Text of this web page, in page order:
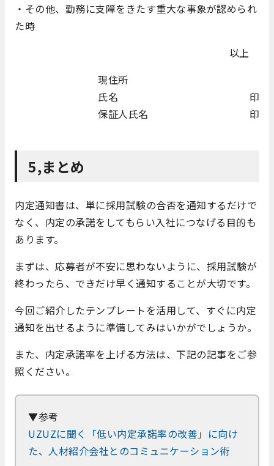
・その他、勤務に支障をきたす重大な事象が認められ
た時
以上
現住所
氏名 印
保証人氏名 印
5,まとめ
内定通知書は、単に採用試験の合否を通知するだけで
なく、内定の承諾をしてもらい入社につなげる目的も
あります。
まずは、応募者が不安に思わないように、採用試験が
終わったら、できだけ早く通知することが大切です。
今回ご紹介したテンプレートを活用して、すぐに内定
通知を出せるように準備してみはいかがでしょうか。
また、内定承諾率を上げる方法は、下記の記事をご参
照ください。
▼参考
UZUZに聞く「低い内定承諾率の改善」に向け
た、人材紹介会社とのコミュニケーション術